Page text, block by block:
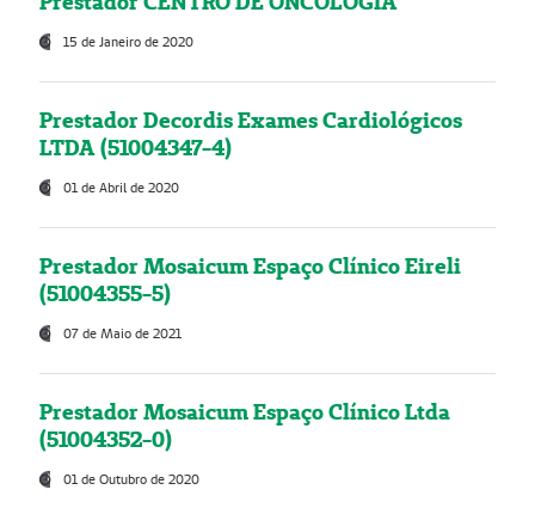
15 de Janeiro de 2020
Prestador Decordis Exames Cardiológicos
LTDA (51004347-4)
01 de Abril de 2020
Prestador Mosaicum Espaço Clínico Eireli
(51004355-5)
07 de Maio de 2021
Prestador Mosaicum Espaço Clínico Ltda
(51004352-0)
01 de Outubro de 2020